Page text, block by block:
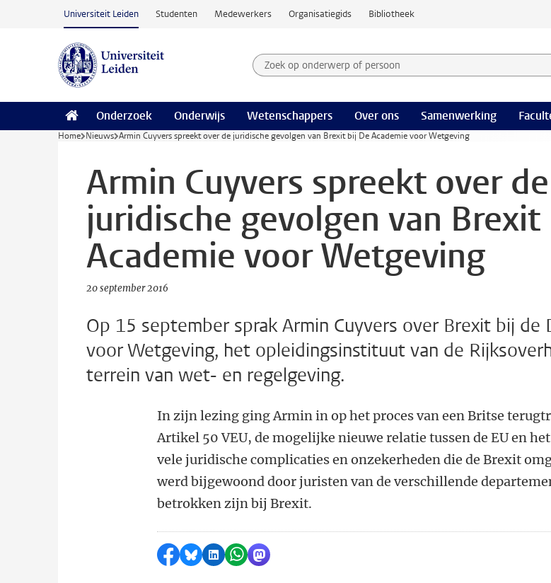
Ga naar hoofdinhoud
Universiteit Leiden Studenten Medewerkers Organisatiegids Bibliotheek
Zoek op onderwerp of persoon en selecteer
Zoekterm
Onderzoek Onderwijs Wetenschappers Over ons Samenwerking
Home Nieuws Armin Cuyvers spreekt over de juridische gevolgen van Brexit bij De Academie voor Wetgeving
Armin Cuyvers spreekt over de
juridische gevolgen van Brexit
Academie voor Wetgeving
20 september 2016
Op 15 september sprak Armin Cuyvers over Brexit bij de
voor Wetgeving, het opleidingsinstituut van de
terrein van wet- en regelgeving.
In zijn lezing ging Armin in op het proces van een Britse
Artikel 50 VEU, de mogelijke nieuwe relatie tussen de EU en het
vele juridische complicaties en onzekerheden die de Brexit
werd bijgewoond door juristen van de verschillende
betrokken zijn bij Brexit.
Delen op Facebook
Delen via Bluesky
Delen op LinkedIn
Delen via WhatsApp
Delen via Mastodon